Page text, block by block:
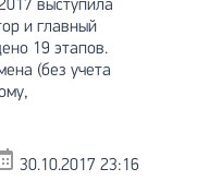
выступила
и главный
19 этапов.
(без учета
30.10.2017 23:16